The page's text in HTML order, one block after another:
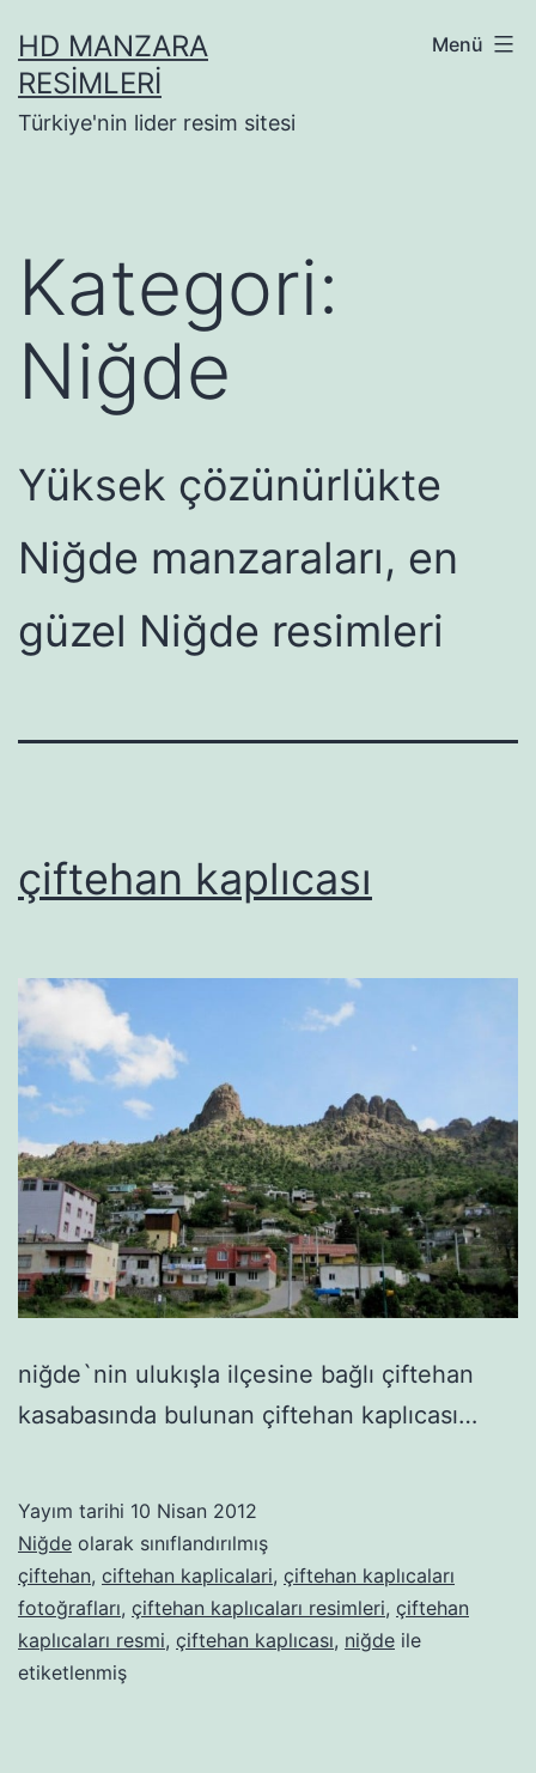
geçHD MANZARA
RESIMLERI
Türkiye'nin lider resim sitesi
Menü
Kategori:
Niğde
Yüksek çözünürlükte
Niğde manzaraları, en
güzel Niğde resimleri
çiftehan kaplıcası
niğde`nin ulukışla ilçesine bağlı çiftehan
kasabasında bulunan çiftehan kaplıcası…
Yayım tarihi 10 Nisan 2012
Niğde olarak sınıflandırılmış
çiftehan, ciftehan kaplicalari, çiftehan kaplıcaları
fotoğrafları, çiftehan kaplıcaları resimleri, çiftehan
kaplıcaları resmi, çiftehan kaplıcası, niğde ile
etiketlenmiş